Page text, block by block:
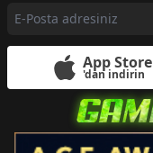
App Store
'dan indirin